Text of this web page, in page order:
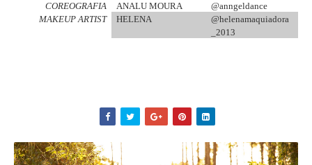
COREOGRAFIA
ANALU MOURA
@anngeldance
MAKEUP ARTIST
HELENA
@helenamaquiadora
_2013